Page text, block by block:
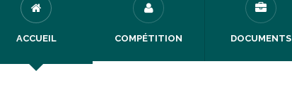
ACCUEIL COMPÉTITION DOCUMENTS